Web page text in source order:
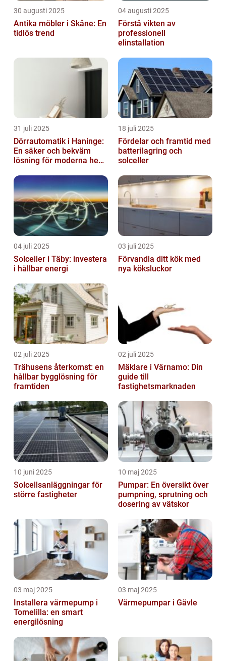
30 augusti 2025
Antika möbler i Skåne: En
tidlös trend
04 augusti 2025
Förstå vikten av
professionell
elinstallation
31 juli 2025
Dörrautomatik i Haninge:
En säker och bekväm
lösning för moderna hem
18 juli 2025
Fördelar och framtid med
batterilagring och
solceller
04 juli 2025
Solceller i Täby: investera
i hållbar energi
03 juli 2025
Förvandla ditt kök med
nya köksluckor
02 juli 2025
Trähusens återkomst: en
hållbar bygglösning för
framtiden
02 juli 2025
Mäklare i Värnamo: Din
guide till
fastighetsmarknaden
10 juni 2025
Solcellsanläggningar för
större fastigheter
10 maj 2025
Pumpar: En översikt över
pumpning, sprutning och
dosering av vätskor
03 maj 2025
Installera värmepump i
Tomelilla: en smart
energilösning
03 maj 2025
Värmepumpar i Gävle